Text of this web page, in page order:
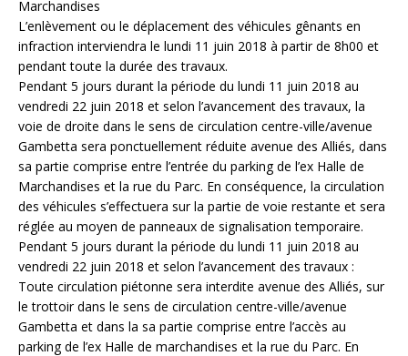
Marchandises
L’enlèvement ou le déplacement des véhicules gênants en
infraction interviendra le lundi 11 juin 2018 à partir de 8h00 et
pendant toute la durée des travaux.
Pendant 5 jours durant la période du lundi 11 juin 2018 au
vendredi 22 juin 2018 et selon l’avancement des travaux, la
voie de droite dans le sens de circulation centre-ville/avenue
Gambetta sera ponctuellement réduite avenue des Alliés, dans
sa partie comprise entre l’entrée du parking de l’ex Halle de
Marchandises et la rue du Parc. En conséquence, la circulation
des véhicules s’effectuera sur la partie de voie restante et sera
réglée au moyen de panneaux de signalisation temporaire.
Pendant 5 jours durant la période du lundi 11 juin 2018 au
vendredi 22 juin 2018 et selon l’avancement des travaux :
Toute circulation piétonne sera interdite avenue des Alliés, sur
le trottoir dans le sens de circulation centre-ville/avenue
Gambetta et dans la sa partie comprise entre l’accès au
parking de l’ex Halle de marchandises et la rue du Parc. En